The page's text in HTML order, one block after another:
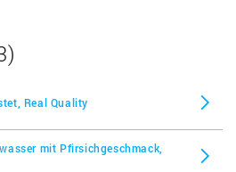
Real Quality
mit Pfirsichgeschmack,